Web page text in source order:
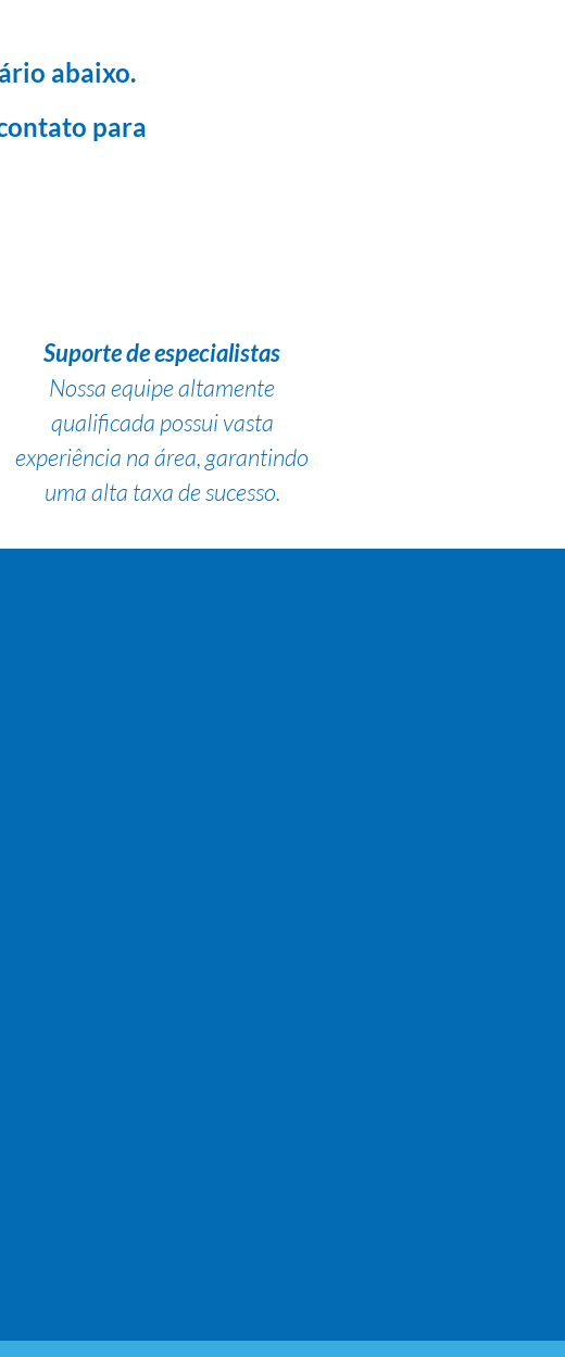
abaixo.
para
Suporte de especialistas
Nossa equipe altamente
qualificada possui vasta
experiência na área, garantindo
uma alta taxa de sucesso.